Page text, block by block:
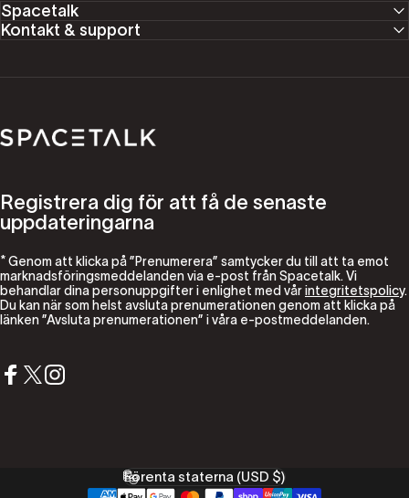
Spacetalk
Kontakt & support
Spacetalk
Registrera dig för att få de senaste
uppdateringarna
* Genom att klicka på ”Prenumerera” samtycker du till att ta emot
marknadsföringsmeddelanden via e-post från Spacetalk. Vi
behandlar dina personuppgifter i enlighet med vårintegritetspolicy.
Du kan när som helst avsluta prenumerationen genom att klicka på
länken ”Avsluta prenumerationen” i våra e-postmeddelanden.
Land/region
Förenta staterna (USD $)